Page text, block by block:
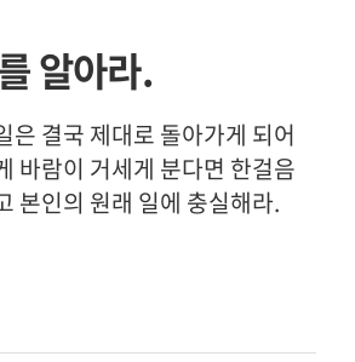
알아라.
은 결국 제대로 돌아가게 되어
바람이 거세게 분다면 한걸음
본인의 원래 일에 충실해라.